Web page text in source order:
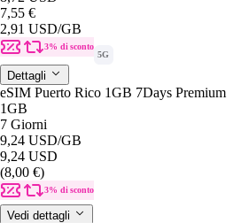
7,55 €
2,91 USD/GB
3% di sconto
5G
Dettagli
eSIM Puerto Rico 1GB 7Days Premium
1GB
7 Giorni
9,24 USD/GB
9,24 USD
(8,00 €)
3% di sconto
Vedi dettagli